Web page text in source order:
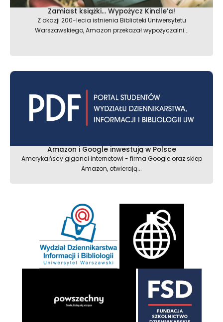
Zamiast książki… Wypożycz Kindle’a!
Z okazji 200-lecia istnienia Biblioteki Uniwersytetu
Warszawskiego, Amazon przekazał wypożyczalni...
Amazon i Google inwestują w Polsce
Amerykańscy giganci internetowi - firma Google oraz sklep
Amazon, otwierają...